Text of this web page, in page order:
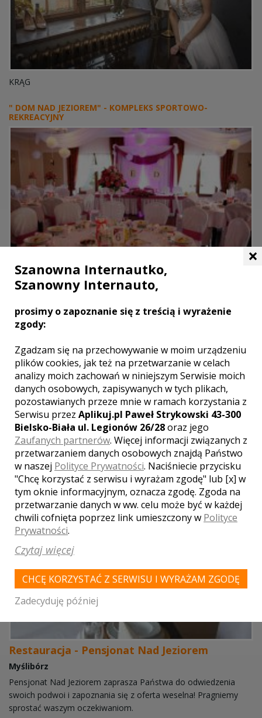
KRĄG
" DOM NAD JEZIOREM" - KOMPLEKS SPORTOWO-
REKREACYJNY
LOKALE WESELNE Z MIASTAMYŚLIBÓRZ
WYNIKÓW:
Restauracja - Pensjonat Nad Jeziorem
Myślibórz
Pensjonat Nad Jeziorem zaprasza Państwa do odwiedzenia
swoich podwoi i zapoznania się z oferta weselna! Pragniemy
sprostać waszym oczekiwaniom.
×
Szanowna Internautko,
Szanowny Internauto,
prosimy o zapoznanie się z treścią i wyrażenie
zgody:
Zgadzam się na przechowywanie w moim urządzeniu
plików cookies, jak też na przetwarzanie w celach
analizy moich zachowań w niniejszym Serwisie moich
danych osobowych, zapisywanych w tych plikach,
pozostawianych przeze mnie w ramach korzystania z
Serwisu przez Aplikuj.pl Paweł Strykowski 43-300
Bielsko-Biała ul. Legionów 26/28oraz jego
Zaufanych partnerów. Więcej informacji związanych z
przetwarzaniem danych osobowych znajdą Państwo
w naszej Polityce Prywatności. Naciśniecie przycisku
"Chcę korzystać z serwisu i wyrażam zgodę" lub [x] w
tym oknie informacyjnym, oznacza zgodę. Zgoda na
przetwarzanie danych w ww. celu może być w każdej
chwili cofnięta poprzez link umieszczony w Polityce
Prywatności.
Czytaj więcej
CHCĘ KORZYSTAĆ Z SERWISU I WYRAŻAM ZGODĘ
Zadecyduję później